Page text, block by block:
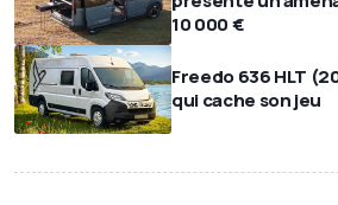
10 000 €
Freedo 636 HLT
qui cache son jeu